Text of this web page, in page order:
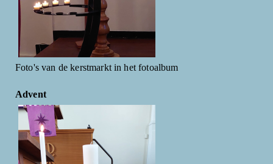
Foto's van de kerstmarkt in het fotoalbum
Advent